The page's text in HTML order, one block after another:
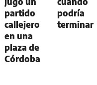
partido
callejero
en una
plaza de
Córdoba
podría
terminar